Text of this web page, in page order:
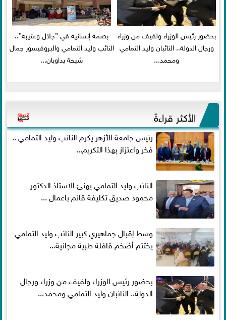
بحضور رئيس الوزراء ولفيف من وزراء
ورجال الدولة.. النائبان وليد التمامي
ومحمد...
بصمة إنسانية في ”جلال وعتيبة”..
النائب وليد التمامي والبروفيسور جمال
شيحة يداويان...
الأكثر قراءةً
رئيس جامعة الأزهر يكرم النائب وليد التمامي ..
فخر واعتزاز بهذا التكريم...
النائب وليد التمامي يهنئ الاستاذ الدكتور
محمود صديق تكليفة قائم باعمال ...
وسط إقبال جماهيري كبير النائب وليد التمامي
يختتم أضخم قافلة طبية مجانية...
بحضور رئيس الوزراء ولفيف من وزراء ورجال
الدولة.. النائبان وليد التمامي ومحمد...